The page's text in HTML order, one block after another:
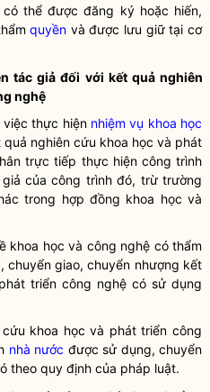
có thể được đăng ký hoặc hiến,
quyền và được lưu giữ tại cơ
tác giả đối với kết quả nghiên
nghệ
việc thực hiện nhiệm vụ khoa học
quả nghiên cứu khoa học và phát
trực tiếp thực hiện công trình
của công trình đó, trừ trường
trong hợp đồng khoa học và
khoa học và công nghệ có thẩm
chuyển giao, chuyển nhượng kết
phát triển công nghệcó sử dụng
khoa học và phát triển công
nhà nước được sử dụng, chuyển
theo quy định của pháp luật.